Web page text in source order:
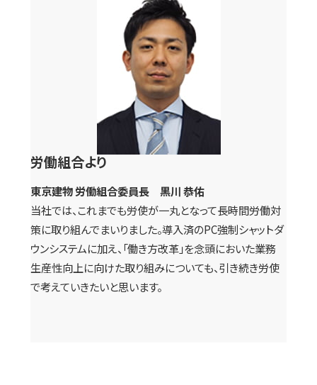
労働組合より
東京建物 労働組合委員長 黒川 恭佑
当社では、これまでも労使が一丸となって長時間労働対
策に取り組んでまいりました。導入済のPC強制シャットダ
ウンシステムに加え、「働き方改革」を念頭においた業務
生産性向上に向けた取り組みについても、引き続き労使
で考えていきたいと思います。